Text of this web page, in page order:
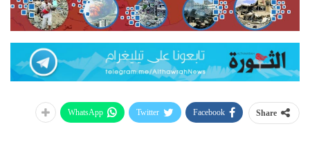
Share
Facebook
Twitter
WhatsApp